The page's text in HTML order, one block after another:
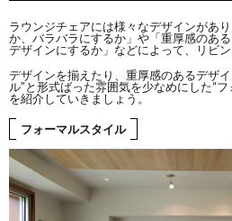
ラウンジチェアには様々なデザインがあ
か、バラバラにするか」や「重厚感のあ
デザインにするか」などによって、リビ
デザインを揃えたり、重厚感のあるデザ
ル”と形式ばった雰囲気を少なめにした“
を紹介していきましょう。
フォーマルスタイル